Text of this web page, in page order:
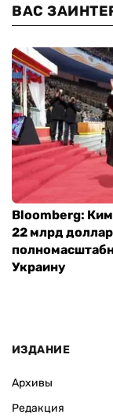
ВАС
Bloomberg:
22 млрд
Украину
ИЗДАНИЕ
Архивы
Редакция